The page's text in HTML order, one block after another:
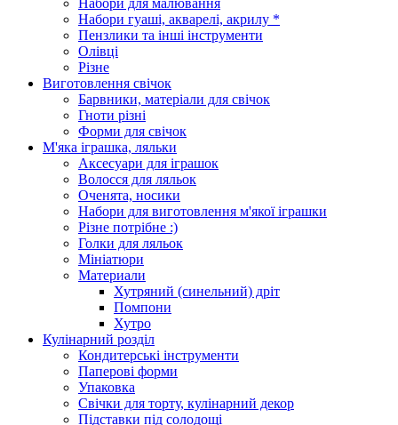
Набори гуаші, акварелі, акрилу *
Пензлики та інші інструменти
Олівці
Різне
Виготовлення свічок
Барвники, матеріали для свічок
Гноти різні
Форми для свічок
М'яка іграшка, ляльки
Аксесуари для іграшок
Волосся для ляльок
Оченята, носики
Набори для виготовлення м'якої іграшки
Різне потрібне :)
Голки для ляльок
Мініатюри
Материали
Хутряний (синельний) дріт
Помпони
Хутро
Кулінарний розділ
Кондитерські інструменти
Паперові форми
Упаковка
Свічки для торту, кулінарний декор
Підставки під солодощі